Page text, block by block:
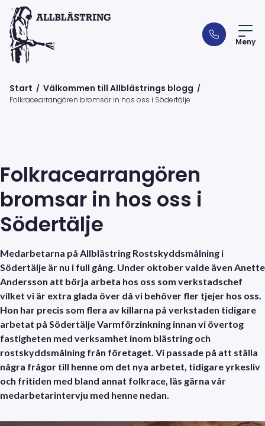
Meny
Start / Välkommen till Allblästrings blogg /
Folkracearrangören bromsar in hos oss i Södertälje
Folkracearrangören
bromsar in hos oss i
Södertälje
Medarbetarna på Allblästring Rostskyddsmålning i
Södertälje är nu i full gång. Under oktober valde även Anette
Andersson att börja arbeta hos oss som verkstadschef
vilket vi är extra glada över då vi behöver fler tjejer hos oss.
Hon har precis som flera av killarna på verkstaden tidigare
arbetat på Södertälje Varmförzinkning innan vi övertog
fastigheten med verksamhet inom blästring och
rostskyddsmålning från företaget. Vi passade på att ställa
några frågor till henne om det nya arbetet, tidigare yrkesliv
och fritiden med bland annat folkrace, läs gärna vår
medarbetarintervju med henne nedan.